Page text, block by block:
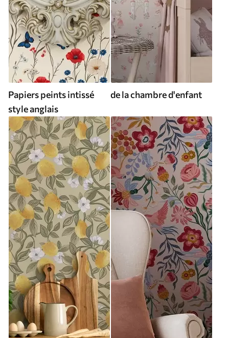
Papiers peints intissé
style anglais
de la chambre d'enfant